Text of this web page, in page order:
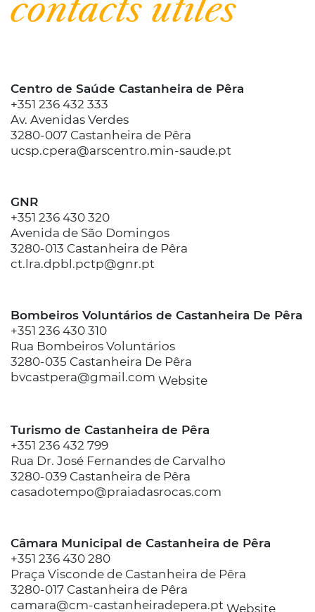
contacts utiles
Centro de Saúde Castanheira de Pêra
+351 236 432 333
Av. Avenidas Verdes
3280-007 Castanheira de Pêra
ucsp.cpera@arscentro.min-saude.pt
GNR
+351 236 430 320
Avenida de São Domingos
3280-013 Castanheira de Pêra
ct.lra.dpbl.pctp@gnr.pt
Bombeiros Voluntários de Castanheira De Pêra
+351 236 430 310
Rua Bombeiros Voluntários
3280-035 Castanheira De Pêra
bvcastpera@gmail.com Website
Turismo de Castanheira de Pêra
+351 236 432 799
Rua Dr. José Fernandes de Carvalho
3280-039 Castanheira de Pêra
casadotempo@praiadasrocas.com
Câmara Municipal de Castanheira de Pêra
+351 236 430 280
Praça Visconde de Castanheira de Pêra
3280-017 Castanheira de Pêra
camara@cm-castanheiradepera.pt Website